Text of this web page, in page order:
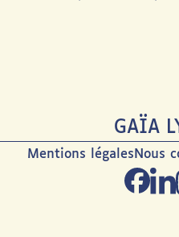
GAÏA
Mentions légales Nous